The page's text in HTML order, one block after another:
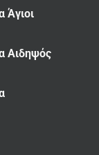
Άγιοι
Αιδηψός